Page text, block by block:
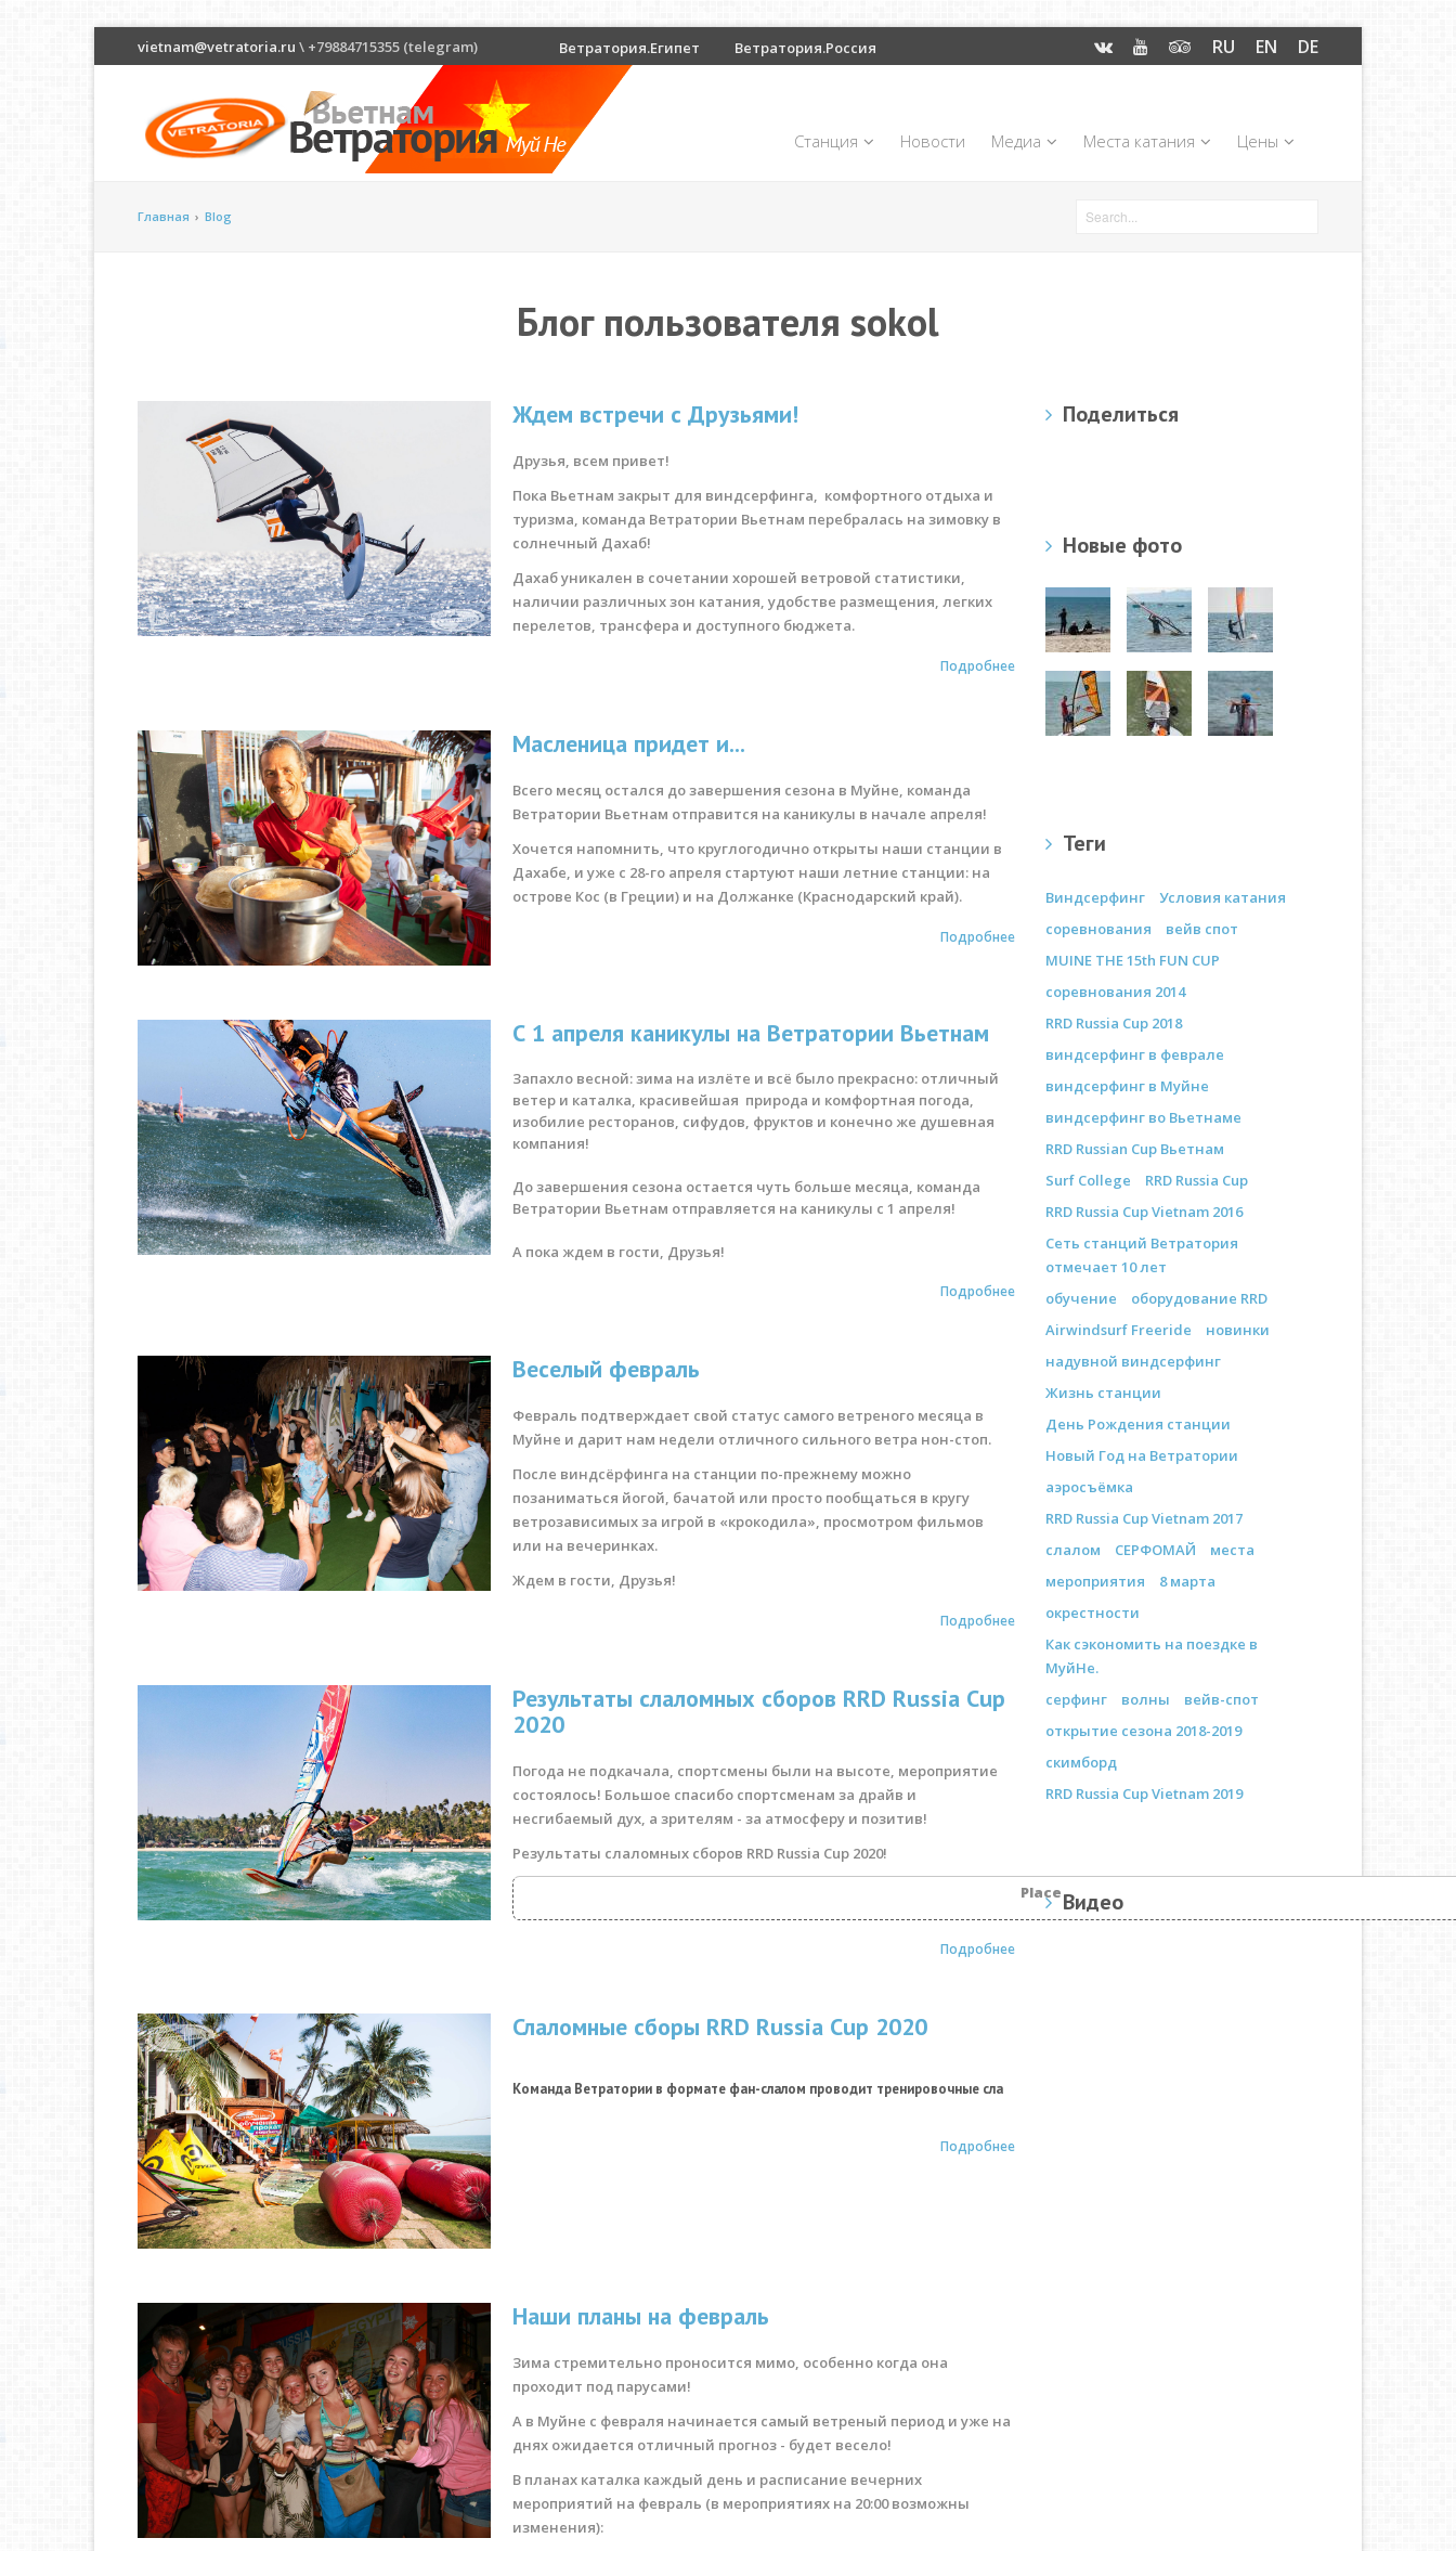
vietnam@vetratoria.ru \ +79884715355 (telegram) Ветратория.Египет Ветратория.Россия RU EN DE
Станция Новости Медиа Места катания Цены
Главная › Blog
Блог пользователя sokol
Ждем встречи с Друзьями!
Друзья, всем привет!
Пока Вьетнам закрыт для виндсерфинга, комфортного отдыха и
туризма, команда Ветратории Вьетнам перебралась на зимовку в
солнечный Дахаб!
Дахаб уникален в сочетании хорошей ветровой статистики,
наличии различных зон катания, удобстве размещения, легких
перелетов, трансфера и доступного бюджета.
Подробнее
Масленица придет и...
Всего месяц остался до завершения сезона в Муйне, команда
Ветратории Вьетнам отправится на каникулы в начале апреля!
Хочется напомнить, что круглогодично открыты наши станции в
Дахабе, и уже с 28-го апреля стартуют наши летние станции: на
острове Кос (в Греции) и на Должанке (Краснодарский край).
Подробнее
С 1 апреля каникулы на Ветратории Вьетнам
Запахло весной: зима на излёте и всё было прекрасно: отличный
ветер и каталка, красивейшая природа и комфортная погода,
изобилие ресторанов, сифудов, фруктов и конечно же душевная
компания!
До завершения сезона остается чуть больше месяца, команда
Ветратории Вьетнам отправляется на каникулы с 1 апреля!
А пока ждем в гости, Друзья!
Подробнее
Веселый февраль
Февраль подтверждает свой статус самого ветреного месяца в
Муйне и дарит нам недели отличного сильного ветра нон-стоп.
После виндсёрфинга на станции по-прежнему можно
позаниматься йогой, бачатой или просто пообщаться в кругу
ветрозависимых за игрой в «крокодила», просмотром фильмов
или на вечеринках.
Ждем в гости, Друзья!
Подробнее
Результаты слаломных сборов RRD Russia Cup
2020
Погода не подкачала, спортсмены были на высоте, мероприятие
состоялось! Большое спасибо спортсменам за драйв и
несгибаемый дух, а зрителям - за атмосферу и позитив!
Результаты слаломных сборов RRD Russia Cup 2020!
Place
Подробнее
Слаломные сборы RRD Russia Cup 2020
Команда Ветратории в формате фан-слалом проводит тренировочные сла
Подробнее
Наши планы на февраль
Зима стремительно проносится мимо, особенно когда она
проходит под парусами!
А в Муйне с февраля начинается самый ветреный период и уже на
днях ожидается отличный прогноз - будет весело!
В планах каталка каждый день и расписание вечерних
мероприятий на февраль (в мероприятиях на 20:00 возможны
изменения):
Поделиться
Новые фото
Теги
Виндсерфинг
Условия катания
соревнования
вейв спот
MUINE THE 15th FUN CUP
соревнования 2014
RRD Russia Cup 2018
виндсерфинг в феврале
виндсерфинг в Муйне
виндсерфинг во Вьетнаме
RRD Russian Cup Вьетнам
Surf College
RRD Russia Cup
RRD Russia Cup Vietnam 2016
Сеть станций Ветратория
отмечает 10 лет
обучение
оборудование RRD
Airwindsurf Freeride
новинки
надувной виндсерфинг
Жизнь станции
День Рождения станции
Новый Год на Ветратории
аэросъёмка
RRD Russia Cup Vietnam 2017
слалом
СЕРФОМАЙ
места
мероприятия
8 марта
окрестности
Как сэкономить на поездке в
МуйНе.
серфинг
волны
вейв-спот
открытие сезона 2018-2019
скимборд
RRD Russia Cup Vietnam 2019
Видео